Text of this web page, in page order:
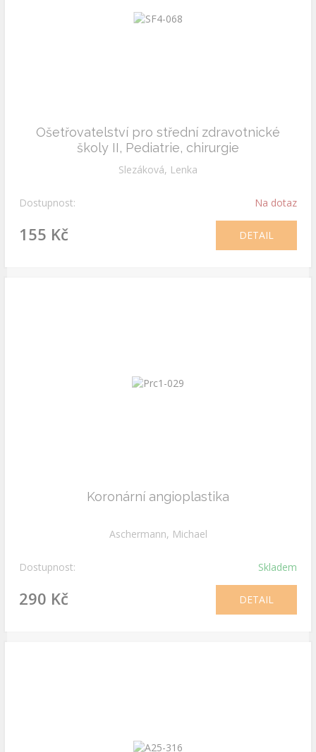
Ošetřovatelství pro střední zdravotnické
školy II, Pediatrie, chirurgie
Slezáková, Lenka
Dostupnost: Na dotaz
155 Kč DETAIL
Koronární angioplastika
Aschermann, Michael
Dostupnost: Skladem
290 Kč DETAIL